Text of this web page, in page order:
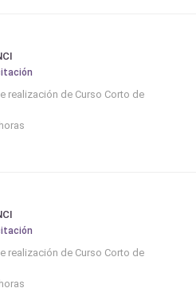
realización de Curso Corto de
realización de Curso Corto de